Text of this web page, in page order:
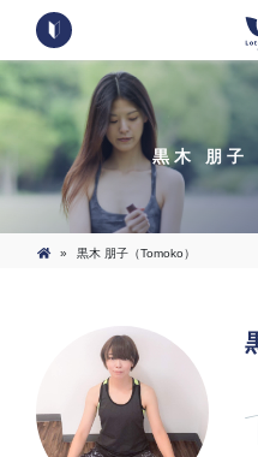
黒木 朋
» 黒木 朋子（Tomoko）